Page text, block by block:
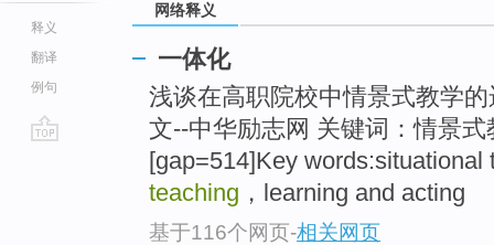
释义
翻译
例句
网络释义
一体化
浅谈在高职院校中情景式教学
文--中华励志网 关键词：情景
[gap=514]Key words:situational
teaching ，learning and acting
基于116个网页-相关网页